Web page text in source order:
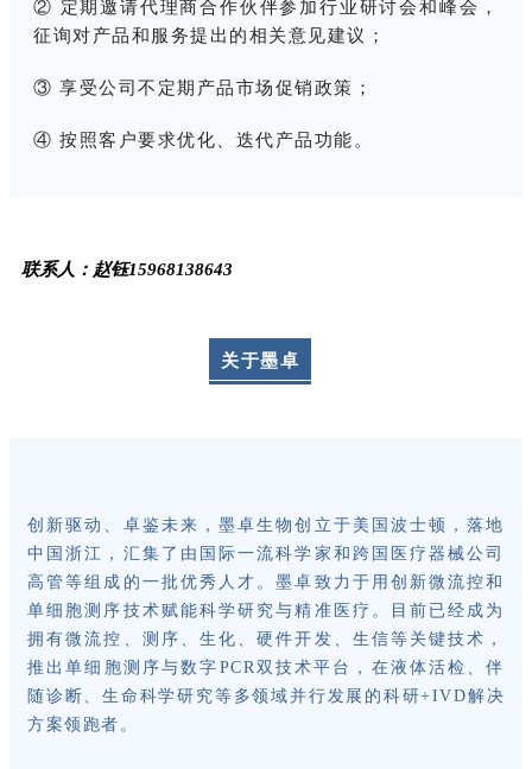
② 定期邀请代理商合作伙伴参加行业研讨会和峰会，
征询对产品和服务提出的相关意见建议；
③ 享受公司不定期产品市场促销政策；
④ 按照客户要求优化、迭代产品功能。
联系人：赵钰15968138643
关于墨卓
创新驱动、卓鉴未来，墨卓生物创立于美国波士顿，落地
中国浙江，汇集了由国际一流科学家和跨国医疗器械公司
高管等组成的一批优秀人才。墨卓致力于用创新微流控和
单细胞测序技术赋能科学研究与精准医疗。目前已经成为
拥有微流控、测序、生化、硬件开发、生信等关键技术，
推出单细胞测序与数字PCR双技术平台，在液体活检、伴
随诊断、生命科学研究等多领域并行发展的科研+IVD解决
方案领跑者。